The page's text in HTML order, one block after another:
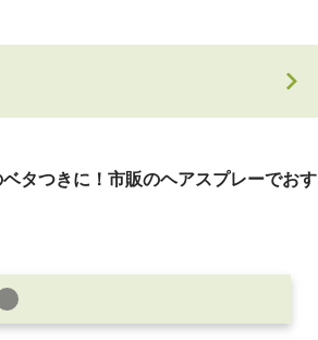
タつきに！市販のヘアスプレーでおす